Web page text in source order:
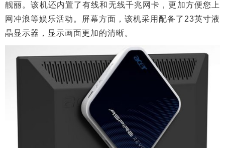
靓丽。该机还内置了有线和无线千兆网卡，更加方便您上
网冲浪等娱乐活动。屏幕方面，该机采用配备了23英寸液
晶显示器，显示画面更加的清晰。